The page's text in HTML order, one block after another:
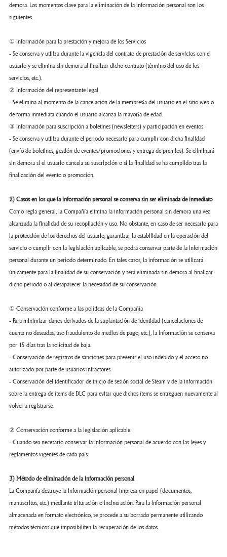
demora. Los momentos clave para la eliminación de la información personal son los
siguientes.
① Información para la prestación y mejora de los Servicios
- Se conserva y utiliza durante la vigencia del contrato de prestación de servicios con el
usuario y se elimina sin demora al finalizar dicho contrato (término del uso de los
servicios, etc.).
② Información del representante legal
- Se elimina al momento de la cancelación de la membresía del usuario en el sitio web o
de forma inmediata cuando el usuario alcanza la mayoría de edad.
③ Información para suscripción a boletines (newsletters) y participación en eventos
- Se conserva y utiliza durante el periodo necesario para cumplir con dicha finalidad
(envío de boletines, gestión de eventos/promociones y entrega de premios). Se eliminará
sin demora si el usuario cancela su suscripción o si la finalidad se ha cumplido tras la
finalización del evento o promoción.
2) Casos en los que la información personal se conserva sin ser eliminada de inmediato
Como regla general, la Compañía elimina la información personal sin demora una vez
alcanzada la finalidad de su recopilación y uso. No obstante, en caso de ser necesario para
la protección de los derechos del usuario, garantizar la estabilidad en la operación del
servicio o cumplir con la legislación aplicable, se podrá conservar parte de la información
personal durante un periodo determinado. En tales casos, la información se utilizará
únicamente para la finalidad de su conservación y será eliminada sin demora al finalizar
dicho periodo o al desaparecer la necesidad de su conservación.
① Conservación conforme a las políticas de la Compañía
- Para minimizar daños derivados de la suplantación de identidad (cancelaciones de
cuenta no deseadas, uso fraudulento de medios de pago, etc.), la información se conserva
por 15 días tras la solicitud de baja.
- Conservación de registros de sanciones para prevenir el uso indebido y el acceso no
autorizado por parte de usuarios infractores.
- Conservación del identificador de inicio de sesión social de Steam y de la información
sobre la entrega de ítems de DLC para evitar que dichos ítems se entreguen nuevamente al
volver a registrarse.
② Conservación conforme a la legislación aplicable
- Cuando sea necesario conservar la información personal de acuerdo con las leyes y
reglamentos vigentes de cada país.
3) Método de eliminación de la información personal
La Compañía destruye la información personal impresa en papel (documentos,
manuscritos, etc.) mediante trituración o incineración. Para la información personal
almacenada en formato electrónico, se procede a su borrado permanente utilizando
métodos técnicos que imposibiliten la recuperación de los datos.